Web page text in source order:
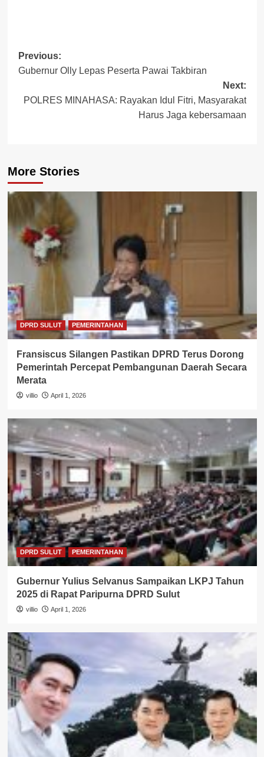
Post
navigation
Previous:
Gubernur Olly Lepas Peserta Pawai Takbiran
Next:
POLRES MINAHASA: Rayakan Idul Fitri, Masyarakat
Harus Jaga kebersamaan
More Stories
DPRD SULUT PEMERINTAHAN
Fransiscus Silangen Pastikan DPRD Terus Dorong
Pemerintah Percepat Pembangunan Daerah Secara
Merata
villio April 1, 2026
DPRD SULUT PEMERINTAHAN
Gubernur Yulius Selvanus Sampaikan LKPJ Tahun
2025 di Rapat Paripurna DPRD Sulut
villio April 1, 2026